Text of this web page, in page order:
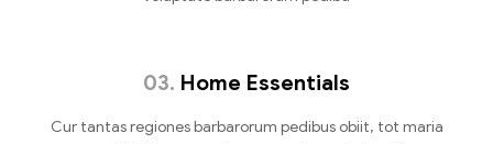
03. Home Essentials
Cur tantas regiones barbarorum pedibus obiit, tot maria